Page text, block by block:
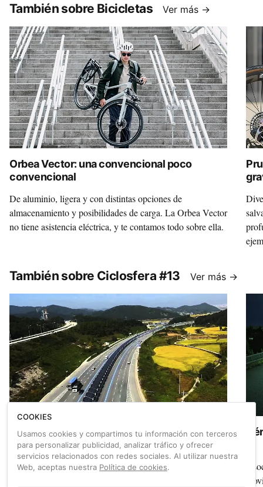
También sobre Bicicletas Ver más →
Orbea Vector: una convencional poco
convencional
De aluminio, ligera y con distintas opciones de
almacenamiento y posibilidades de carga. La Orbea Vector
no tiene asistencia eléctrica, y te contamos todo sobre ella.
También sobre Ciclosfera #13 Ver más →
La autopista ciclista con paneles solares de
Corea del Sur
De Daejon a Sejong, en bicicleta. Corea del Sur alberga
COOKIES
Usamos cookies y compartimos tu información con terceros
para personalizar publicidad, analizar tráfico y ofrecer
servicios relacionados con redes sociales. Al utilizar nuestra
Web, aceptas nuestra Política de cookies.